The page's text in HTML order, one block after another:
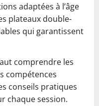
adaptées à l’âge
plateaux double-
qui garantissent
comprendre les
compétences
conseils pratiques
chaque session.